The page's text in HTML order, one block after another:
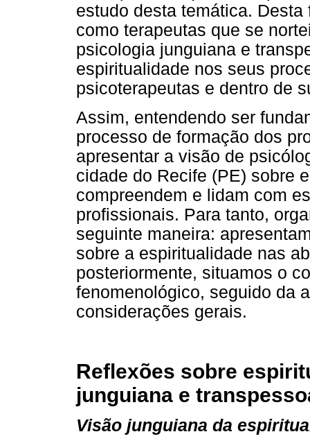
estudo desta temática.
como terapeutas que se
psicologia junguiana e
espiritualidade nos seus
psicoterapeutas e dentro de
Assim, entendendo ser
processo de formação dos
apresentar a visão de
cidade do Recife (PE) sobre
compreendem e lidam com
profissionais. Para tanto,
seguinte maneira:
sobre a espiritualidade nas
posteriormente, situamos o
fenomenológico, seguido da
considerações gerais.
Reflexões sobre
junguiana e
Visão junguiana da